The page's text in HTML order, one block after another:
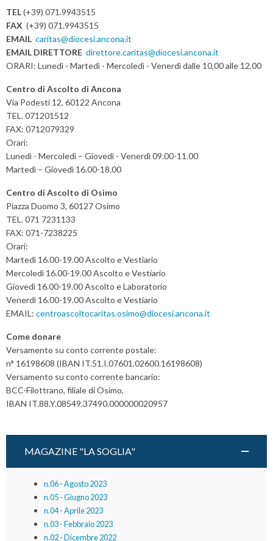
N
a
v
i
g
a
t
i
o
n
TEL(+39) 071.9943515
FAX (+39) 071.9943515
EMAIL caritas@diocesi.ancona.it
EMAIL DIRETTORE direttore.caritas@diocesi.ancona.it
ORARI: Lunedì - Martedì - Mercoledì - Venerdì dalle 10,00 alle 12,00
Centro di Ascolto di Ancona
Via Podesti 12, 60122 Ancona
TEL. 071201512
FAX: 0712079329
Orari:
Lunedì - Mercoledì – Giovedì - Venerdì 09.00-11.00
Martedì – Giovedì 16.00-18.00
Centro di Ascolto di Osimo
Piazza Duomo 3, 60127 Osimo
TEL. 071 7231133
FAX: 071-7238225
Orari:
Martedì 16.00-19.00 Ascolto e Vestiario
Mercoledì 16.00-19.00 Ascolto e Vestiario
Giovedì 16.00-19.00 Ascolto e Laboratorio
Venerdì 16.00-19.00 Ascolto e Vestiario
EMAIL: centroascoltocaritas.osimo@diocesi.ancona.it
Come donare
Versamento su conto corrente postale:
n° 16198608 (IBAN IT.51.I.07601.02600.16198608)
Versamento su conto corrente bancario:
BCC-Filottrano, filiale di Osimo,
IBAN IT.88.Y.08549.37490.000000020957
MAGAZINE "LA SOGLIA"
n.06 - Agosto 2023
n.05 - Giugno 2023
n.04 - Aprile 2023
n.03 - Febbraio 2023
n.02 - Dicembre 2022